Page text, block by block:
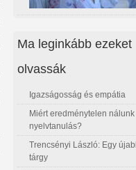
Ma leginkább ezeket
olvassák
Igazságosság és empátia
Miért eredménytelen nálunk
nyelvtanulás?
Trencsényi László: Egy
tárgy